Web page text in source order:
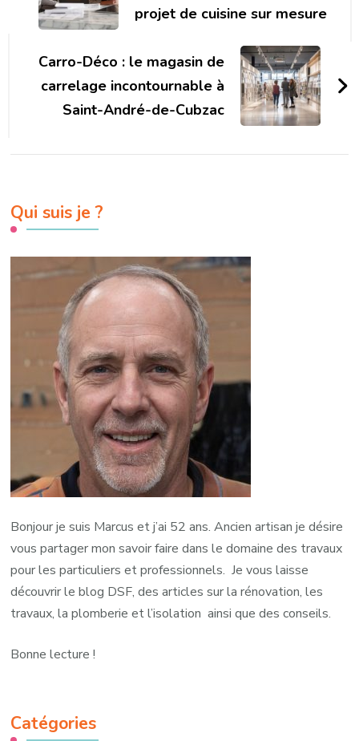
projet de cuisine sur mesure
Carro-Déco : le magasin de
carrelage incontournable à
Saint-André-de-Cubzac
Qui suis je ?
Bonjour je suis Marcus et j’ai 52 ans. Ancien artisan je désire
vous partager mon savoir faire dans le domaine des travaux
pour les particuliers et professionnels. Je vous laisse
découvrir le blog DSF, des articles sur la rénovation, les
travaux, la plomberie et l’isolation ainsi que des conseils.
Bonne lecture !
Catégories